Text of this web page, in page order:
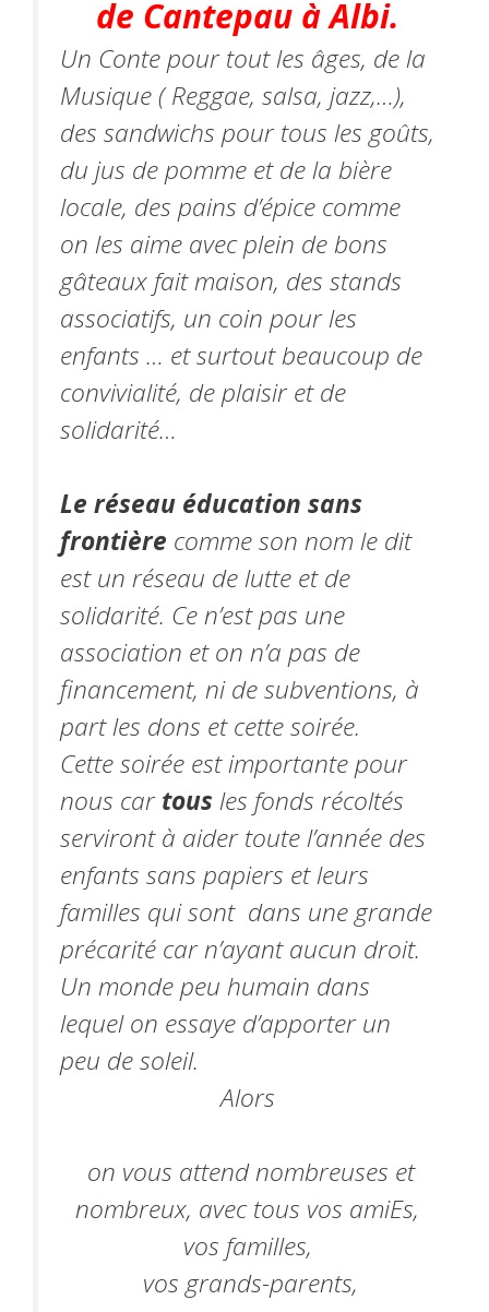
de Cantepau à Albi.
Un​ Conte pour tout les âges, de la
Musique ( Reggae, salsa, jazz,…),
des sandwichs pour tous les goûts,
du jus de pomme et de la bière
locale, des pains d’épice comme
on les aime avec plein de bons
gâteaux fait maison, des stands
associatifs, un coin pour les
enfants … et surtout beaucoup de
convivialité, de plaisir et de
solidarité…
Le réseau éducation sans
frontière comme son nom le dit
est un réseau de lutte et de
solidarité. Ce n’est pas une
association et on n’a pas de
financement, ni de subventions​, à ​
part les dons et cette soirée.
Cette soirée est importante pour
nous cartousles fonds récoltés
serviront à aider toute l’année des
enfants sans papiers et leurs
familles qui sont dans une grande
précarité car n’ayant aucun droit.
Un monde peu humain dans
lequel on essaye d’apporter un
peu de soleil.
Alors
​ o​n vous attend nombreuses et
nombreux, avec tous vos amiEs,
vo​s familles,
​ vos grands-parents,​